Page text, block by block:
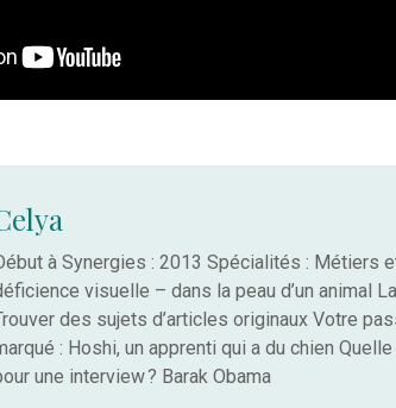
à Synergies : 2013 Spécialités : Métiers
visuelle – dans la peau d’un animal
des sujets d’articles originaux Votre
: Hoshi, un apprenti qui a du chien
une interview ? Barak Obama